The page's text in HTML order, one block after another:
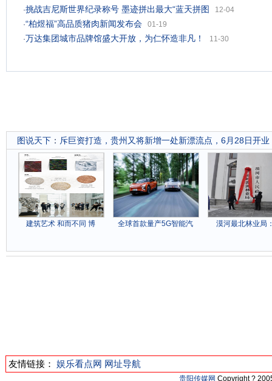
·挑战吉尼斯世界纪录称号 墨迹拼出最大“蓝天拼图
12-04
·“柏煜福”高品质猪肉新闻发布会
01-19
·万达集团城市品牌馆盛大开放，为仁怀造非凡！ 11-30
图说天下 ： 斥巨资打造，贵州又将新增一处新漂流点，6月28日开业
建筑艺术 和而不同 博 全球首款量产5G智能汽 漠河最北林业局
友情链接： 娱乐看点网 网址导航
贵阳传媒网 Copyright ?